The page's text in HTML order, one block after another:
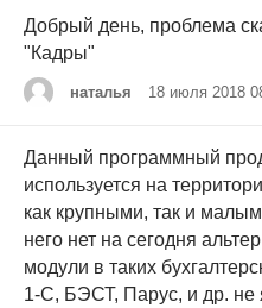
Добрый день, проблема
"Кадры"
наталья 18 июля 2018
Данный программный
используется на
как крупными, так и
него нет на сегодня
модули в таких
1-С, БЭСТ, Парус, и др. не